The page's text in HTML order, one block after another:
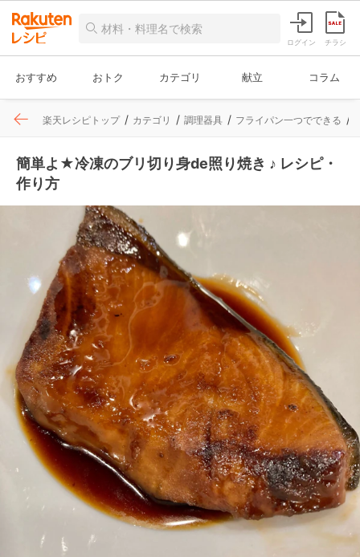
ログイン チラシ
おすすめ おトク カテゴリ 献立 コラム
楽天レシピトップ カテゴリ 調理器具 フライパン一つでできる
簡単よ★冷凍のブリ切り身de照り焼き ♪ レシピ・
作り方